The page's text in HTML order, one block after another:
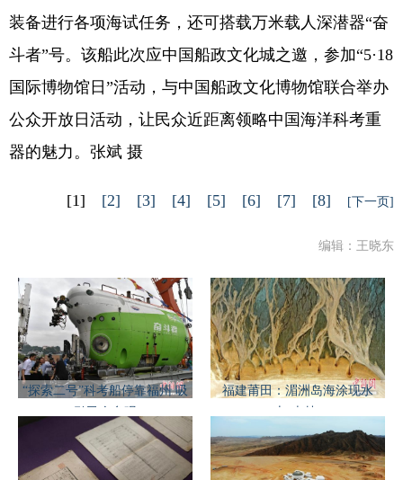
装备进行各项海试任务，还可搭载万米载人深潜器“奋
斗者”号。该船此次应中国船政文化城之邀，参加“5·18
国际博物馆日”活动，与中国船政文化博物馆联合举办
公众开放日活动，让民众近距离领略中国海洋科考重
器的魅力。张斌 摄
[1] [2] [3] [4] [5] [6] [7] [8] [下一页]
编辑：王晓东
“探索二号”科考船停靠福州 吸
福建莆田：湄洲岛海涂现水